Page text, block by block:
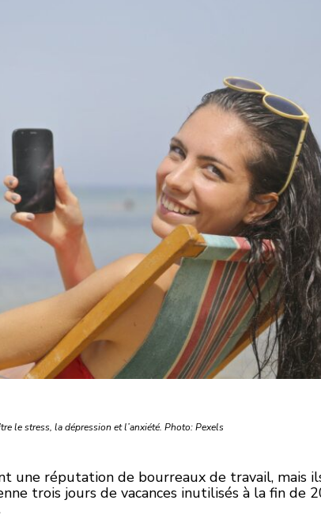
le stress, la dépression et l’anxiété. Photo: Pexels
une réputation de bourreaux de travail, mais
trois jours de vacances inutilisés à la fin